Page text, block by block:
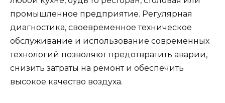
промышленное предприятие. Регулярная
диагностика, своевременное техническое
обслуживание и использование современных
технологий позволяют предотвратить аварии,
снизить затраты на ремонт и обеспечить
высокое качество воздуха.